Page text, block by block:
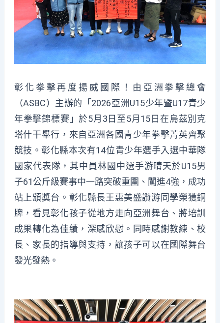
彰化拳擊再度揚威國際！由亞洲拳擊總會
（ASBC）主辦的「2026亞洲U15少年暨U17青少
年拳擊錦標賽」於5月3日至5月15日在烏茲別克
塔什干舉行，來自亞洲各國青少年拳擊菁英齊聚
競技。彰化縣本次有14位青少年選手入選中華隊
國家代表隊，其中員林國中選手游晴天於U15男
子61公斤級賽事中一路突破重圍、闖進4強，成功
站上頒獎台。彰化縣長王惠美盛讚游同學榮獲銅
牌，看見彰化孩子從地方走向亞洲舞台、將培訓
成果轉化為佳績，深感欣慰。同時感謝教練、校
長、家長的指導與支持，讓孩子可以在國際舞台
發光發熱。